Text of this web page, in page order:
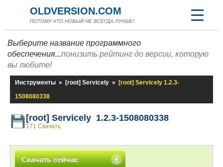
OLDVERSION.COM
ПОТОМУ ЧТО НОВЫЙ НЕ ВСЕГДА ЛУЧШЕ!
Выберите название программного
обеспечения...понизить рейтинг до версии, которую
вы любите!
Инструменты » [root] Servicely »
[root] Servicely 1.2.3-
1508080338
[root] Servicely 1.2.3-1508080338
171 Скачать
Скачать сейчас